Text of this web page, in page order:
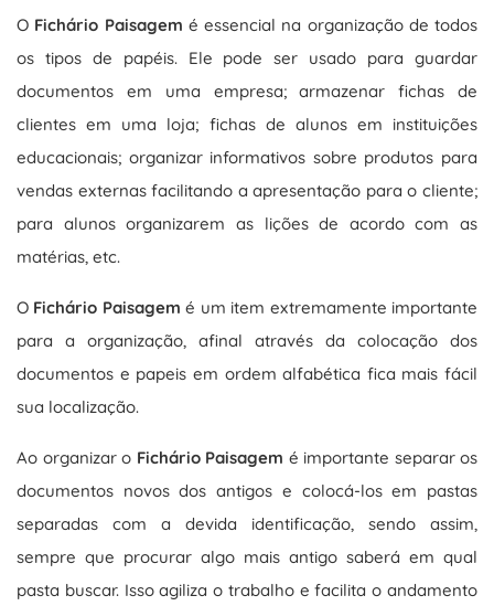
O Fichário Paisagem é essencial na organização de todos
os tipos de papéis. Ele pode ser usado para guardar
documentos em uma empresa; armazenar fichas de
clientes em uma loja; fichas de alunos em instituições
educacionais; organizar informativos sobre produtos para
vendas externas facilitando a apresentação para o cliente;
para alunos organizarem as lições de acordo com as
matérias, etc.
O Fichário Paisagem é um item extremamente importante
para a organização, afinal através da colocação dos
documentos e papeis em ordem alfabética fica mais fácil
sua localização.
Ao organizar o Fichário Paisagem é importante separar os
documentos novos dos antigos e colocá-los em pastas
separadas com a devida identificação, sendo assim,
sempre que procurar algo mais antigo saberá em qual
pasta buscar. Isso agiliza o trabalho e facilita o andamento